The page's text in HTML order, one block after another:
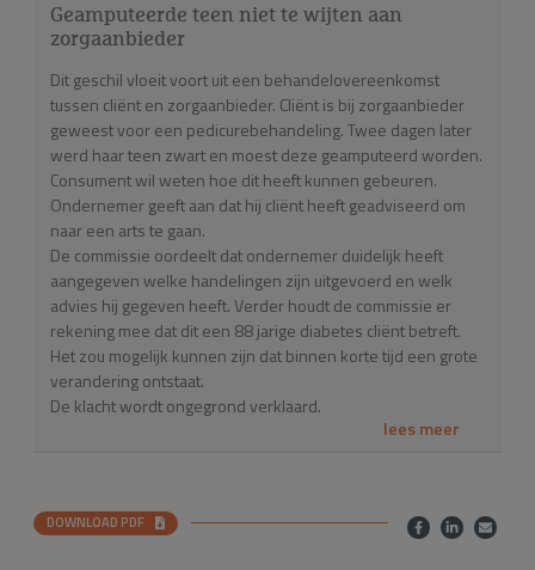
Geamputeerde teen niet te wijten aan
zorgaanbieder
Dit geschil vloeit voort uit een behandelovereenkomst
tussen cliënt en zorgaanbieder. Cliënt is bij zorgaanbieder
geweest voor een pedicurebehandeling. Twee dagen later
werd haar teen zwart en moest deze geamputeerd worden.
Consument wil weten hoe dit heeft kunnen gebeuren.
Ondernemer geeft aan dat hij cliënt heeft geadviseerd om
naar een arts te gaan.
De commissie oordeelt dat ondernemer duidelijk heeft
aangegeven welke handelingen zijn uitgevoerd en welk
advies hij gegeven heeft. Verder houdt de commissie er
rekening mee dat dit een 88 jarige diabetes cliënt betreft.
Het zou mogelijk kunnen zijn dat binnen korte tijd een grote
verandering ontstaat.
De klacht wordt ongegrond verklaard.
DOWNLOAD PDF